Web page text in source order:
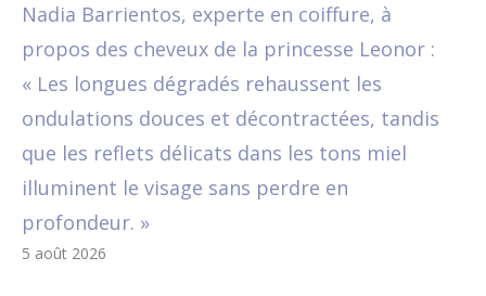
Nadia Barrientos, experte en coiffure, à
propos des cheveux de la princesse Leonor :
« Les longues dégradés rehaussent les
ondulations douces et décontractées, tandis
que les reflets délicats dans les tons miel
illuminent le visage sans perdre en
profondeur. »
5 août 2026